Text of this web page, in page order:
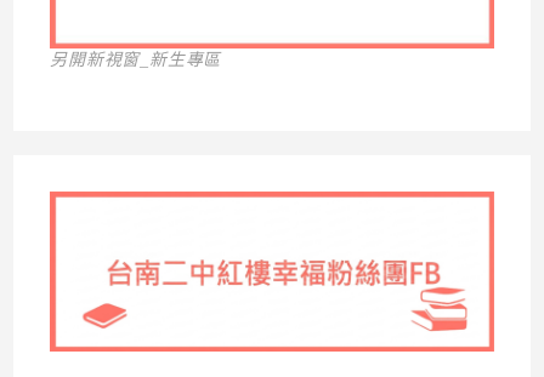
另開新視窗_新生專區